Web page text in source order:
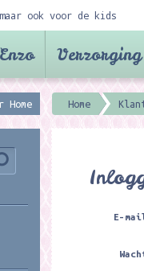
ook voor de kids
Home Home
E-